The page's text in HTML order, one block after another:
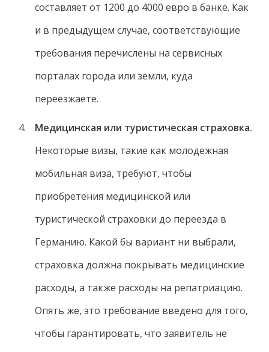
составляет от 1200 до 4000 евро в банке. Как
и в предыдущем случае, соответствующие
требования перечислены на сервисных
порталах города или земли, куда
переезжаете.
Медицинская или туристическая страховка.
Некоторые визы, такие как молодежная
мобильная виза, требуют, чтобы
приобретения медицинской или
туристической страховки до переезда в
Германию. Какой бы вариант ни выбрали,
страховка должна покрывать медицинские
расходы, а также расходы на репатриацию.
Опять же, это требование введено для того,
чтобы гарантировать, что заявитель не